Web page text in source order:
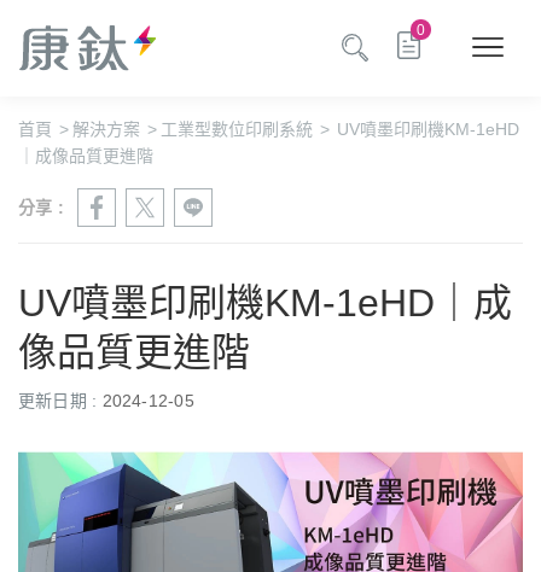
0
首頁 >解決方案 > 工業型數位印刷系統 > UV噴墨印刷機KM-1eHD
｜成像品質更進階
分享 :
UV噴墨印刷機KM-1eHD｜成
像品質更進階
更新日期 : 2024-12-05